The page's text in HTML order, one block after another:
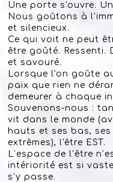
Une porte s'ouvre.
Nous goûtons à
et silencieux.
Ce qui voit ne peut
être goûté. Ressenti.
et savouré.
Lorsque l'on goûte
paix que rien ne
demeurer à chaque
Souvenons-nous :
vit dans le monde
hauts et ses bas,
extrêmes), l'être EST.
L’espace de l’être
intériorité est si
s’y passe.